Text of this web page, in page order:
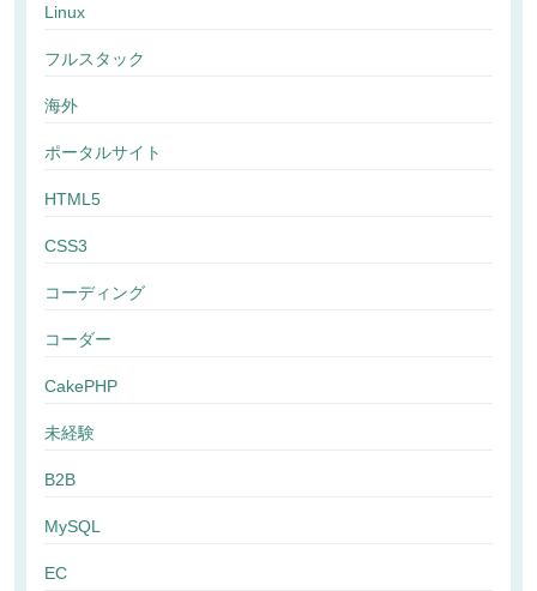
Linux
フルスタック
海外
ポータルサイト
HTML5
CSS3
コーディング
コーダー
CakePHP
未経験
B2B
MySQL
EC